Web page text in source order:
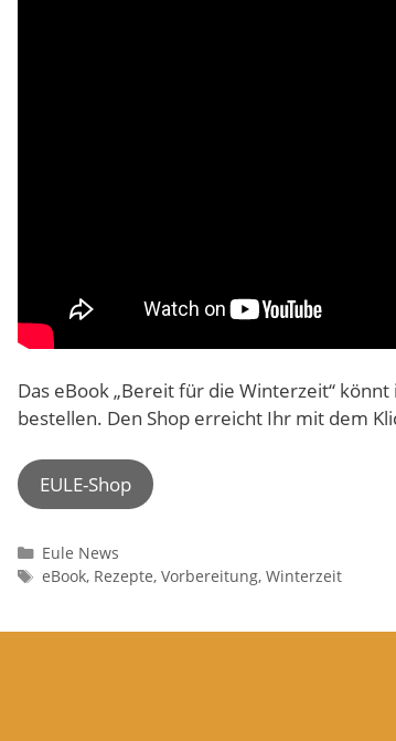
Das eBook „Bereit für die Winterzeit“
bestellen. Den Shop erreicht Ihr mit dem
EULE-Shop
Kategorien
Eule News
Schlagwörter
eBook, Rezepte, Vorbereitung, Winterzeit